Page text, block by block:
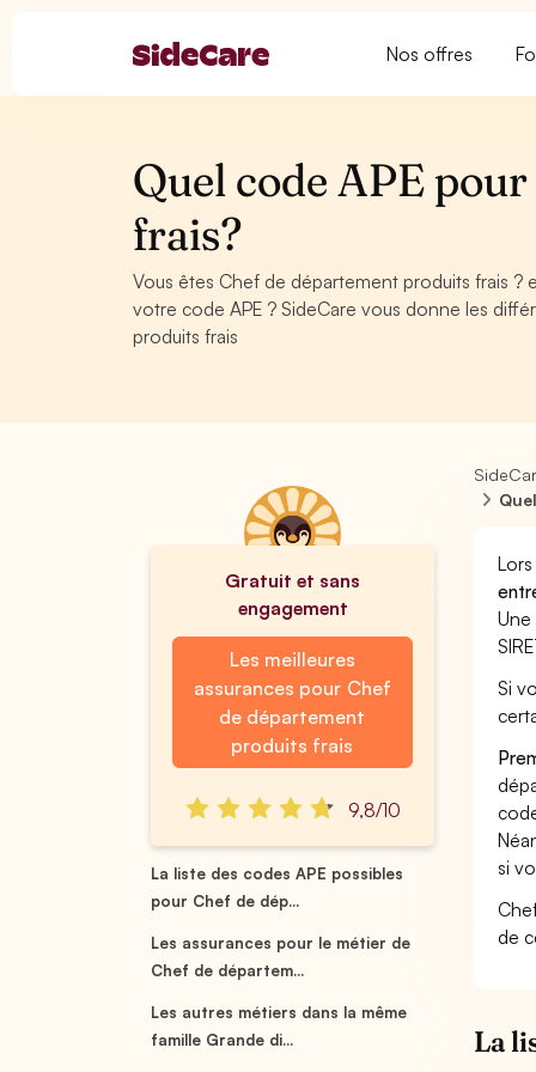
Nos offres
Quel code APE
frais?
Vous êtes Chef de département produits frais
votre code APE ? SideCare vous donne les
produits frais
Gratuit et sans
engagement
Les meilleures
assurances pour Chef
de département
produits frais
9,8/10
La liste des codes APE possibles
pour Chef de dép...
Les assurances pour le métier de
Chef de départem...
Les autres métiers dans la même
famille Grande di...
Une
Si
si
de
La